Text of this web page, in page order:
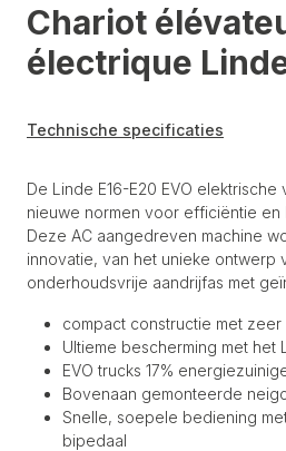
Chariot
électrique
Technische specificaties
De Linde E16-E20 EVO
nieuwe normen voor efficiëntie en
Deze AC aangedreven machine
innovatie, van het unieke ontwerp
onderhoudsvrije aandrijfas met
compact constructie met
Ultieme bescherming met het
EVO trucks 17%
Bovenaan gemonteerde
Snelle, soepele bediening
bipedaal